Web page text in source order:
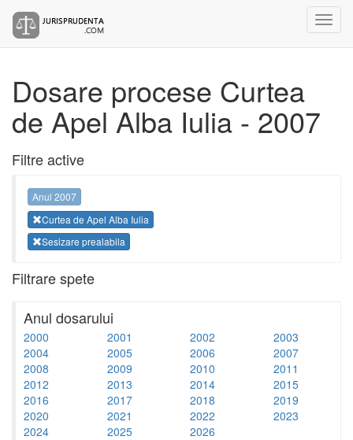
Dosare procese Curtea
de Apel Alba Iulia - 2007
Filtre active
Anul 2007
Curtea de Apel Alba Iulia
Sesizare prealabila
Filtrare spete
Anul dosarului
2000 2001 2002
2003
2004
2005 2006
2007
2008
2009 2010
2011
2012
2013 2014
2015
2016
2017 2018
2019
2020
2021 2022
2023
2024
2025 2026